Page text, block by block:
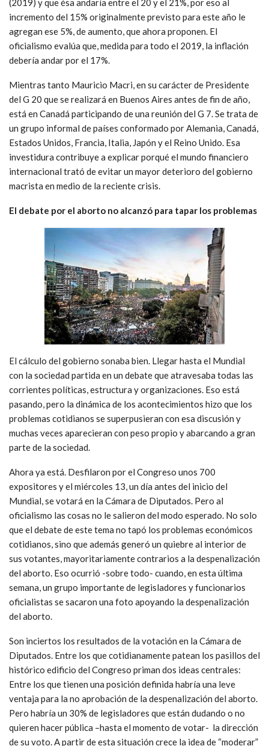
incremento del 15% originalmente previsto para este año le
agregan ese 5%, de aumento, que ahora proponen. El
oficialismo evalúa que, medida para todo el 2019, la inflación
debería andar por el 17%.
Mientras tanto Mauricio Macri, en su carácter de Presidente
del G 20 que se realizará en Buenos Aires antes de fin de año,
está en Canadá participando de una reunión del G 7. Se trata de
un grupo informal de países conformado por Alemania, Canadá,
Estados Unidos, Francia, Italia, Japón y el Reino Unido. Esa
investidura contribuye a explicar porqué el mundo financiero
internacional trató de evitar un mayor deterioro del gobierno
macrista en medio de la reciente crisis.
El debate por el aborto no alcanzó para tapar los problemas
El cálculo del gobierno sonaba bien. Llegar hasta el Mundial
con la sociedad partida en un debate que atravesaba todas las
corrientes políticas, estructura y organizaciones. Eso está
pasando, pero la dinámica de los acontecimientos hizo que los
problemas cotidianos se superpusieran con esa discusión y
muchas veces aparecieran con peso propio y abarcando a gran
parte de la sociedad.
Ahora ya está. Desfilaron por el Congreso unos 700
expositores y el miércoles 13, un día antes del inicio del
Mundial, se votará en la Cámara de Diputados. Pero al
oficialismo las cosas no le salieron del modo esperado. No solo
que el debate de este tema no tapó los problemas económicos
cotidianos, sino que además generó un quiebre al interior de
sus votantes, mayoritariamente contrarios a la despenalización
del aborto. Eso ocurrió -sobre todo- cuando, en esta última
semana, un grupo importante de legisladores y funcionarios
oficialistas se sacaron una foto apoyando la despenalización
del aborto.
Son inciertos los resultados de la votación en la Cámara de
Diputados. Entre los que cotidianamente patean los pasillos del
histórico edificio del Congreso priman dos ideas centrales:
Entre los que tienen una posición definida habría una leve
ventaja para la no aprobación de la despenalización del aborto.
Pero habría un 30% de legisladores que están dudando o no
quieren hacer pública –hasta el momento de votar- la dirección
de su voto. A partir de esta situación crece la idea de “moderar”